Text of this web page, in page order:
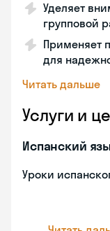
Уделяет
групповой
Применяет
для
Читать дальше
Услуги и
Испанский
Уроки